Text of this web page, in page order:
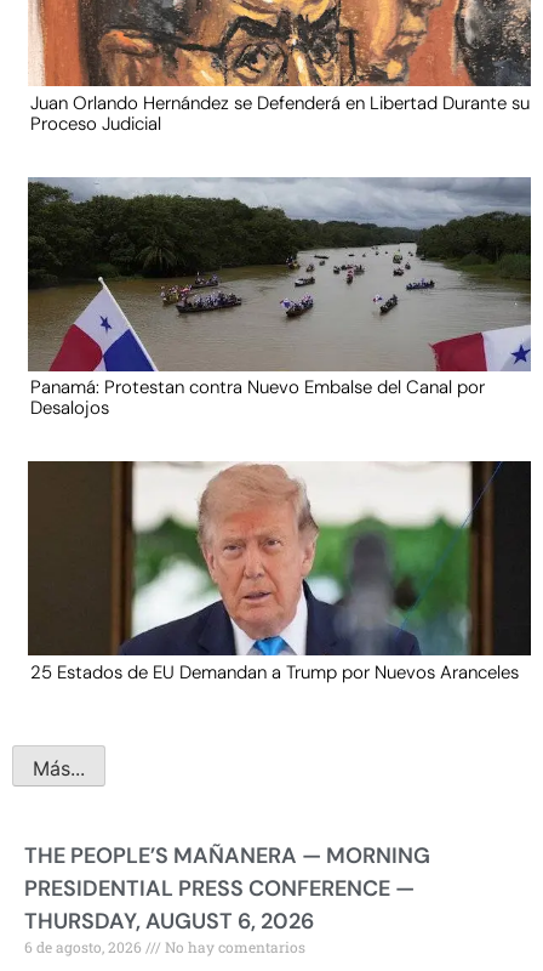
Juan Orlando Hernández se Defenderá en Libertad Durante su
Proceso Judicial
Panamá: Protestan contra Nuevo Embalse del Canal por
Desalojos
25 Estados de EU Demandan a Trump por Nuevos Aranceles
Más...
THE PEOPLE’S MAÑANERA — MORNING
PRESIDENTIAL PRESS CONFERENCE —
THURSDAY, AUGUST 6, 2026
6 de agosto, 2026 No hay comentarios